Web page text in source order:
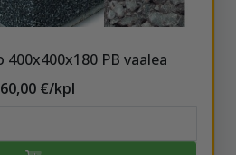
PB vaalea
€/kpl